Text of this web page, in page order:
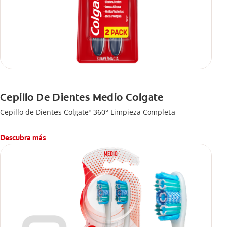
Cepillo De Dientes Medio Colgate
Cepillo de Dientes Colgate® 360° Limpieza Completa
Descubra más